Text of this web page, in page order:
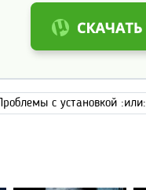
с установкой